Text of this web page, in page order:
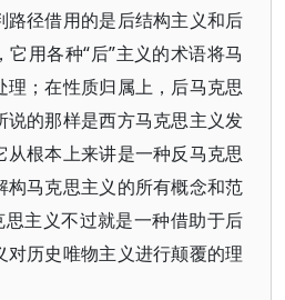
路径借用的是后结构主义和后
用各种“后”主义的术语将马
理；在性质归属上，后马克思
说的那样是西方马克思主义发
从根本上来讲是一种反马克思
构马克思主义的所有概念和范
主义不过就是一种借助于后
历史唯物主义进行颠覆的理